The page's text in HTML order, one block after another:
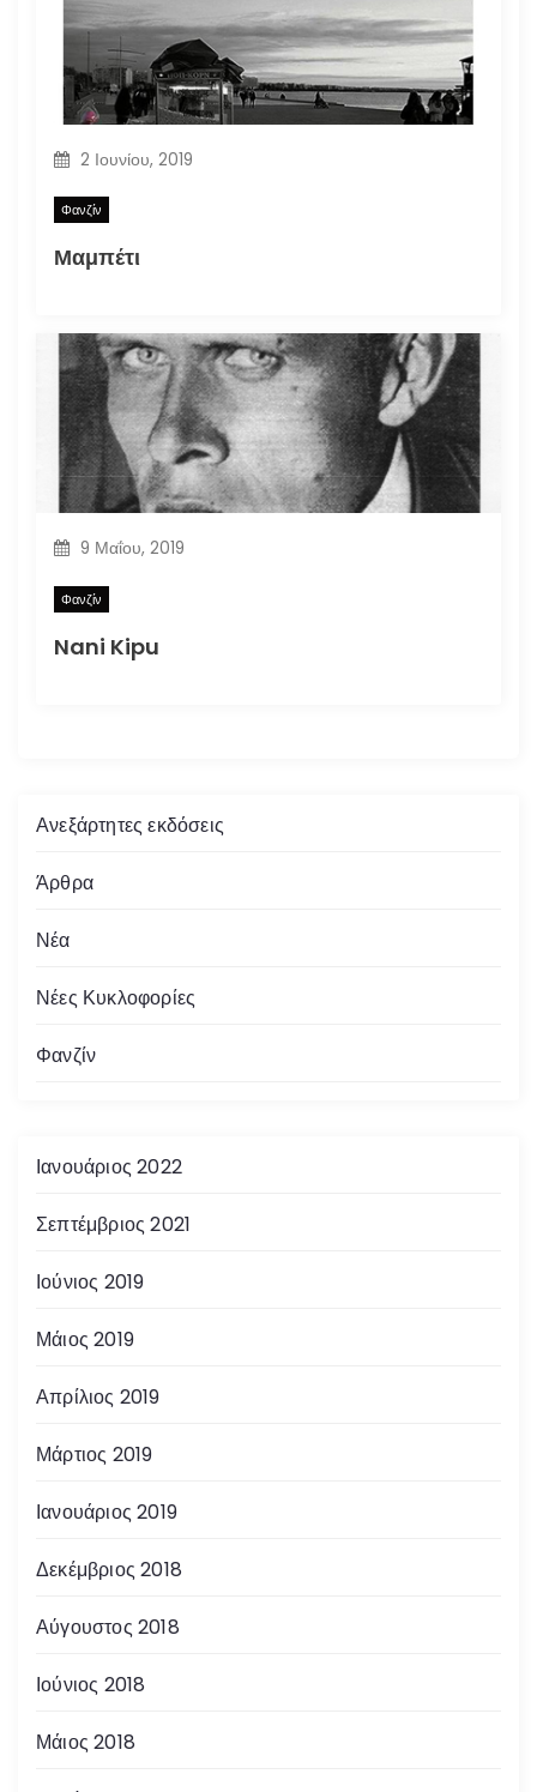
2 Ιουνίου, 2019
Φανζίν
Μαμπέτι
9 Μαΐου, 2019
Φανζίν
Nani Kipu
Ανεξάρτητες εκδόσεις
Άρθρα
Νέα
Νέες Κυκλοφορίες
Φανζίν
Ιανουάριος 2022
Σεπτέμβριος 2021
Ιούνιος 2019
Μάιος 2019
Απρίλιος 2019
Μάρτιος 2019
Ιανουάριος 2019
Δεκέμβριος 2018
Αύγουστος 2018
Ιούνιος 2018
Μάιος 2018